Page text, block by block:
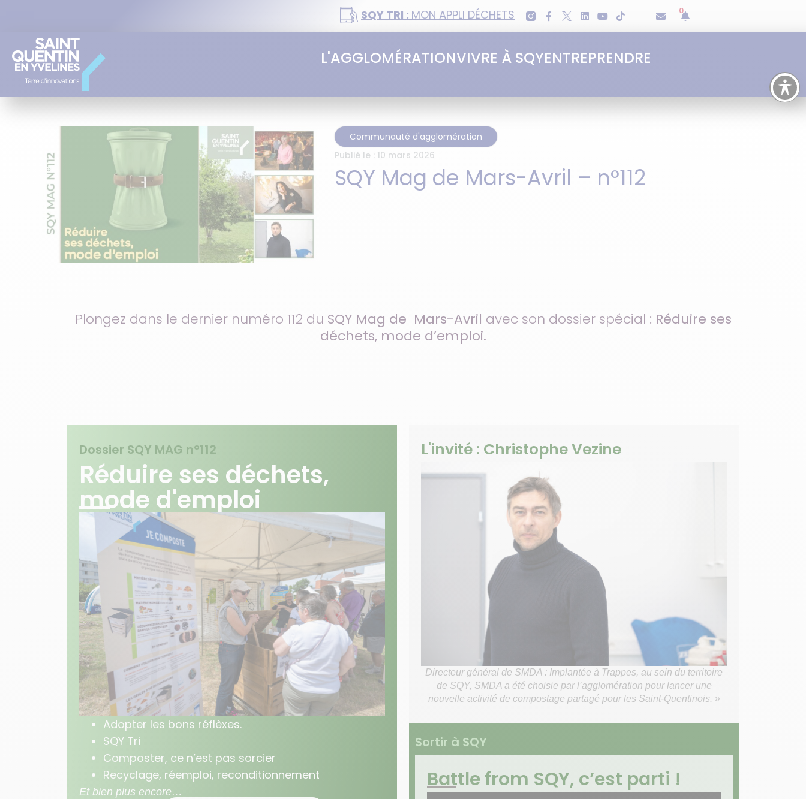
SQY TRI : MON APPLI DÉCHETS 0
L'AGGLOMÉRATIONVIVRE À SQYENTREPRENDRE
Communauté d'agglomération
Publié le : 10 mars 2026
SQY Mag de Mars-Avril – n°112
Plongez dans le dernier numéro 112 du SQY Mag de Mars-Avril avec son dossier spécial : Réduire ses
déchets, mode d’emploi.
Dossier SQY MAG n°112
Réduire ses déchets,
mode d'emploi
Adopter les bons réflèxes.
SQY Tri
Composter, ce n’est pas sorcier
Recyclage, réemploi, reconditionnement
Et bien plus encore…
L'invité : Christophe Vezine
Directeur général de SMDA : Implantée à Trappes, au sein du territoire
de SQY, SMDA a été choisie par l’agglomération pour lancer une
nouvelle activité de compostage partagé pour les Saint-Quentinois. »
Sortir à SQY
Battle from SQY, c’est parti !